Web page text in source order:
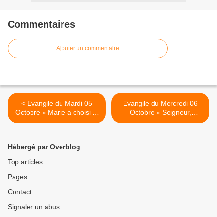
Commentaires
Ajouter un commentaire
< Evangile du Mardi 05
Octobre « Marie a choisi la
meilleure part » (Lc 10, 38-
Evangile du Mercredi 06
Octobre « Seigneur,
apprends-nous à prier » (Lc
Hébergé par Overblog
Top articles
Pages
Contact
Signaler un abus